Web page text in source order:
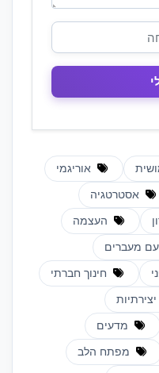
אוריגמי
אסטרטגיה
העצמה
מעברים
חינוך חברתי
יצירתיות
מדעים
מפתח הלב